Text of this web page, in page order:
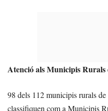
Atenció als Municipis Rurals
98 dels 112 municipis rurals
classifiquen com a Municipis